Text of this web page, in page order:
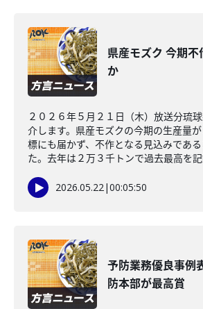
県産モズク 今期
か
２０２６年５月２１日（木）放送分琉
介します。県産モズクの今期の生産量
標にも届かず、不作となる見込みであ
た。去年は２万３千トンで過去最高を
2026.05.22|00:05:50
予防業務優良事
防本部が最高賞